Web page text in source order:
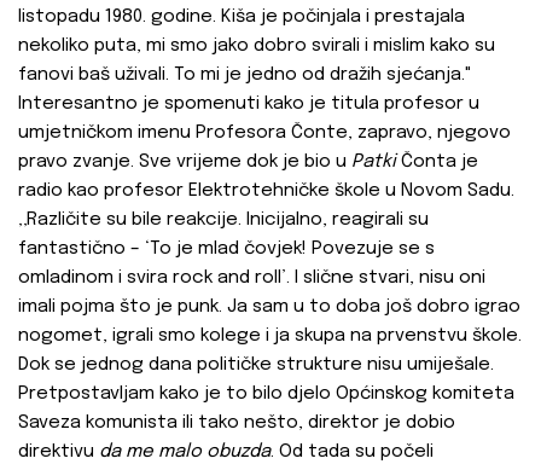
listopadu 1980. godine. Kiša je počinjala i prestajala
nekoliko puta, mi smo jako dobro svirali i mislim kako su
fanovi baš uživali. To mi je jedno od dražih sjećanja."
Interesantno je spomenuti kako je titula profesor u
umjetničkom imenu Profesora Čonte, zapravo, njegovo
pravo zvanje. Sve vrijeme dok je bio u PatkiČonta je
radio kao profesor Elektrotehničke škole u Novom Sadu.
‚‚Različite su bile reakcije. Inicijalno, reagirali su
fantastično – ‘To je mlad čovjek! Povezuje se s
omladinom i svira rock and roll’. I slične stvari, nisu oni
imali pojma što je punk. Ja sam u to doba još dobro igrao
nogomet, igrali smo kolege i ja skupa na prvenstvu škole.
Dok se jednog dana političke strukture nisu umiješale.
Pretpostavljam kako je to bilo djelo Općinskog komiteta
Saveza komunista ili tako nešto, direktor je dobio
direktivu da me malo obuzda. Od tada su počeli